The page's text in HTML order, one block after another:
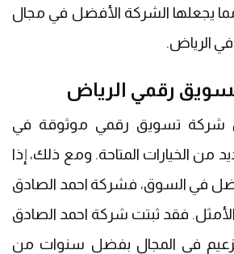
مما يجعلها الشركة الأفضل في مجال
في الرياض.
رقمي الرياض
شركة تسويق رقمي موثوقة في
من الخيارات المتاحة. ومع ذلك، إذا
في السوق، فشركة احمد الصادق
فقد ثبتت شركة احمد الصادق
في المجال بفضل سنوات من